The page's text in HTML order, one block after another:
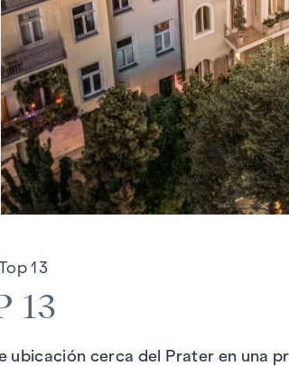
13
13
ubicación cerca del Prater en una